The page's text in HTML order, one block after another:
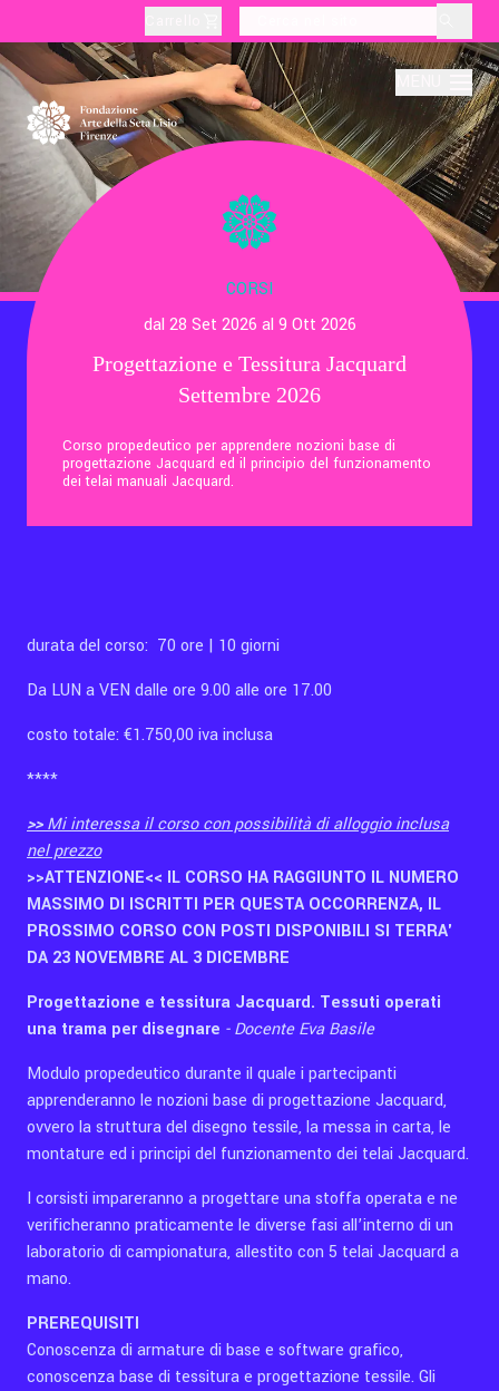
Chi Siamo
Produzione
Didattica
Visite Tematiche
CORSI
dal 28 Set 2026 al 9 Ott 2026
Progettazione e Tessitura Jacquard
Settembre 2026
Corso propedeutico per apprendere nozioni base di
progettazione Jacquard ed il principio del funzionamento
dei telai manuali Jacquard.
durata del corso: 70 ore | 10 giorni
Da LUN a VEN dalle ore 9.00 alle ore 17.00
costo totale: €1.750,00 iva inclusa
****
>>Mi interessa il corso con possibilità di alloggio inclusa
nel prezzo
>>ATTENZIONE<< IL CORSO HA RAGGIUNTO IL NUMERO
MASSIMO DI ISCRITTI PER QUESTA OCCORRENZA, IL
PROSSIMO CORSO CON POSTI DISPONIBILI SI TERRA'
DA 23 NOVEMBRE AL 3 DICEMBRE
Progettazione e tessitura Jacquard. Tessuti operati
una trama per disegnare - Docente Eva Basile
Modulo propedeutico durante il quale i partecipanti
apprenderanno le nozioni base di progettazione Jacquard,
ovvero la struttura del disegno tessile, la messa in carta, le
montature ed i principi del funzionamento dei telai Jacquard.
I corsisti impareranno a progettare una stoffa operata e ne
verificheranno praticamente le diverse fasi all’interno di un
laboratorio di campionatura, allestito con 5 telai Jacquard a
mano.
PREREQUISITI
Conoscenza di armature di base e software grafico,
conoscenza base di tessitura e progettazione tessile. Gli